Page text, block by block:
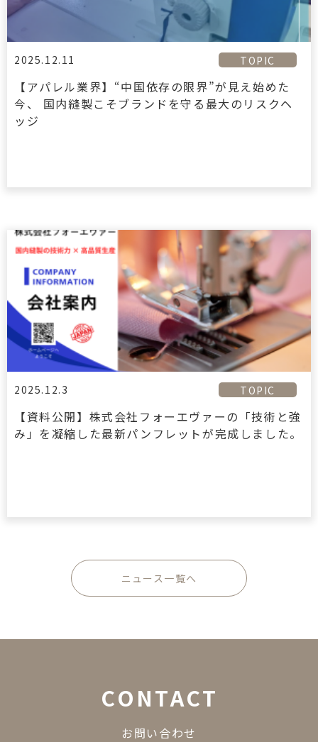
2025.12.11 TOPIC
【アパレル業界】“中国依存の限界”が見え始めた
今、 国内縫製こそブランドを守る最大のリスクヘ
ッジ
2025.12.3 TOPIC
【資料公開】株式会社フォーエヴァーの「技術と強
み」を凝縮した最新パンフレットが完成しました。
ニュース一覧へ
CONTACT
お問い合わせ